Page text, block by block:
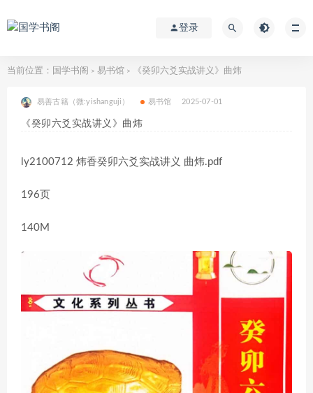
登录
当前位置： 国学书阁 > 易书馆 > 《癸卯六爻实战讲义》曲炜
易善古籍（微:yishanguji） 易书馆 2025-07-01
《癸卯六爻实战讲义》曲炜
ly2100712 炜香癸卯六爻实战讲义 曲炜.pdf
196页
140M